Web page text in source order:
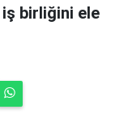
birliğini ele